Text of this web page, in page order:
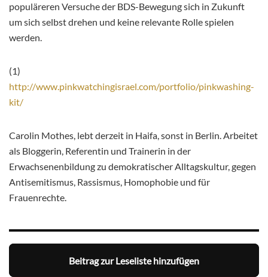
populäreren Versuche der BDS-Bewegung sich in Zukunft
um sich selbst drehen und keine relevante Rolle spielen
werden.
(1)
http://www.pinkwatchingisrael.com/portfolio/pinkwashing-
kit/
Carolin Mothes, lebt derzeit in Haifa, sonst in Berlin. Arbeitet
als Bloggerin, Referentin und Trainerin in der
Erwachsenenbildung zu demokratischer Alltagskultur, gegen
Antisemitismus, Rassismus, Homophobie und für
Frauenrechte.
Beitrag zur Leseliste hinzufügen